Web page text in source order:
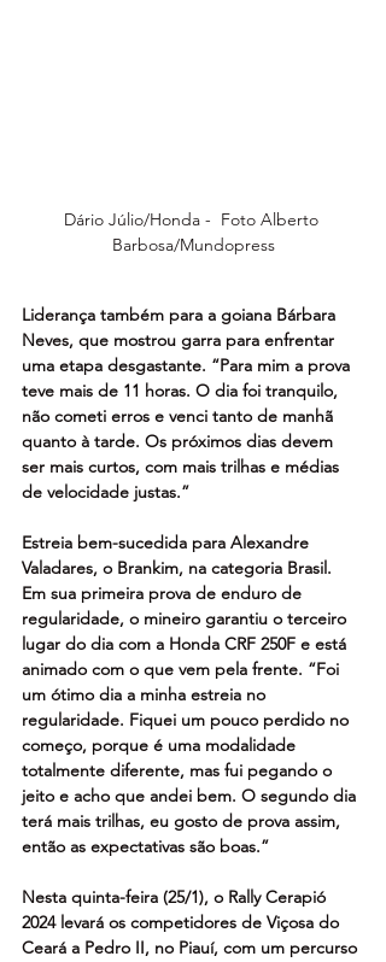
Dário Júlio/Honda -  Foto Alberto
Barbosa/Mundopress
Liderança também para a goiana Bárbara
Neves, que mostrou garra para enfrentar
uma etapa desgastante. “Para mim a prova
teve mais de 11 horas. O dia foi tranquilo,
não cometi erros e venci tanto de manhã
quanto à tarde. Os próximos dias devem
ser mais curtos, com mais trilhas e médias
de velocidade justas.”
Estreia bem-sucedida para Alexandre
Valadares, o Brankim, na categoria Brasil.
Em sua primeira prova de enduro de
regularidade, o mineiro garantiu o terceiro
lugar do dia com a Honda CRF 250F e está
animado com o que vem pela frente. “Foi
um ótimo dia a minha estreia no
regularidade. Fiquei um pouco perdido no
começo, porque é uma modalidade
totalmente diferente, mas fui pegando o
jeito e acho que andei bem. O segundo dia
terá mais trilhas, eu gosto de prova assim,
então as expectativas são boas.”
Nesta quinta-feira (25/1), o Rally Cerapió
2024 levará os competidores de Viçosa do
Ceará a Pedro II, no Piauí, com um percurso